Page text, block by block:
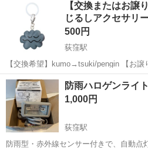
【交換またはお譲
じるしアクセサリ
500円
荻窪駅
【交換希望】kumo→tsuki/pengin 【お譲りの場合
ってしまいまだ出ていないものと交換or
す。 【ブランド】DAISUKE KONDO(
東京 杉並区 荻窪駅 その他
防雨ハロゲンライ
1,000円
荻窪駅
防雨型・赤外線センサー付きで、自動点